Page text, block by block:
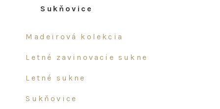
sukňovice
madeirová kolekcia
letné zavinovacie sukne
letné sukne
sukňovice